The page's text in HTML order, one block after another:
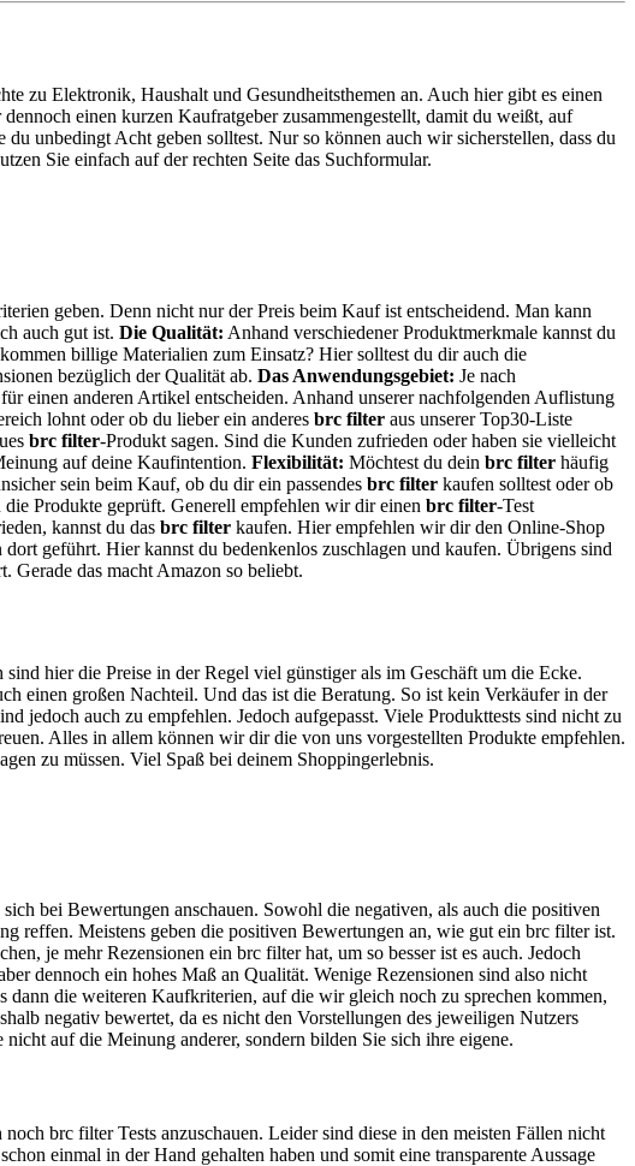
zu Elektronik, Haushalt und Gesundheitsthemen an. Auch hier gibt es einen
einen kurzen Kaufratgeber zusammengestellt, damit du weißt, auf
unbedingt Acht geben solltest. Nur so können auch wir sicherstellen, dass du
Sie einfach auf der rechten Seite das Suchformular.
geben. Denn nicht nur der Preis beim Kauf ist entscheidend. Man kann
auch gut ist. Die Qualität: Anhand verschiedener Produktmerkmale kannst du
billige Materialien zum Einsatz? Hier solltest du dir auch die
bezüglich der Qualität ab. Das Anwendungsgebiet: Je nach
einen anderen Artikel entscheiden. Anhand unserer nachfolgenden Auflistung
lohnt oder ob du lieber ein anderes brc filter aus unserer Top30-Liste
brc filter-Produkt sagen. Sind die Kunden zufrieden oder haben sie vielleicht
auf deine Kaufintention. Flexibilität: Möchtest du dein brc filter häufig
sein beim Kauf, ob du dir ein passendes brc filter kaufen solltest oder ob
Produkte geprüft. Generell empfehlen wir dir einen brc filter-Test
kannst du das brc filter kaufen. Hier empfehlen wir dir den Online-Shop
dort geführt. Hier kannst du bedenkenlos zuschlagen und kaufen. Übrigens sind
Gerade das macht Amazon so beliebt.
hier die Preise in der Regel viel günstiger als im Geschäft um die Ecke.
einen großen Nachteil. Und das ist die Beratung. So ist kein Verkäufer in der
jedoch auch zu empfehlen. Jedoch aufgepasst. Viele Produkttests sind nicht zu
Alles in allem können wir dir die von uns vorgestellten Produkte empfehlen.
zu müssen. Viel Spaß bei deinem Shoppingerlebnis.
bei Bewertungen anschauen. Sowohl die negativen, als auch die positiven
reffen. Meistens geben die positiven Bewertungen an, wie gut ein brc filter ist.
je mehr Rezensionen ein brc filter hat, um so besser ist es auch. Jedoch
dennoch ein hohes Maß an Qualität. Wenige Rezensionen sind also nicht
die weiteren Kaufkriterien, auf die wir gleich noch zu sprechen kommen,
negativ bewertet, da es nicht den Vorstellungen des jeweiligen Nutzers
auf die Meinung anderer, sondern bilden Sie sich ihre eigene.
brc filter Tests anzuschauen. Leider sind diese in den meisten Fällen nicht
einmal in der Hand gehalten haben und somit eine transparente Aussage